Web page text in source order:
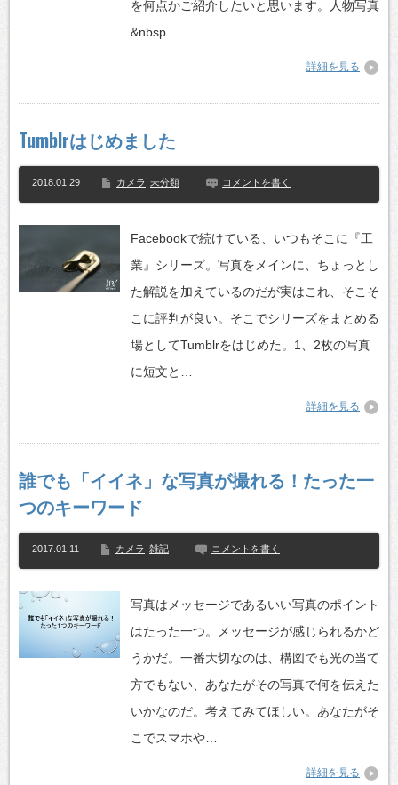
を何点かご紹介したいと思います。人物写真
&nbsp…
詳細を見る
Tumblrはじめました
2018.01.29 カメラ 未分類 コメントを書く
Facebookで続けている、いつもそこに『工
業』シリーズ。写真をメインに、ちょっとし
た解説を加えているのだが実はこれ、そこそ
こに評判が良い。そこでシリーズをまとめる
場としてTumblrをはじめた。1、2枚の写真
に短文と…
詳細を見る
誰でも「イイネ」な写真が撮れる！たった一
つのキーワード
2017.01.11 カメラ 雑記 コメントを書く
写真はメッセージであるいい写真のポイント
はたった一つ。メッセージが感じられるかど
うかだ。一番大切なのは、構図でも光の当て
方でもない、あなたがその写真で何を伝えた
いかなのだ。考えてみてほしい。あなたがそ
こでスマホや…
詳細を見る